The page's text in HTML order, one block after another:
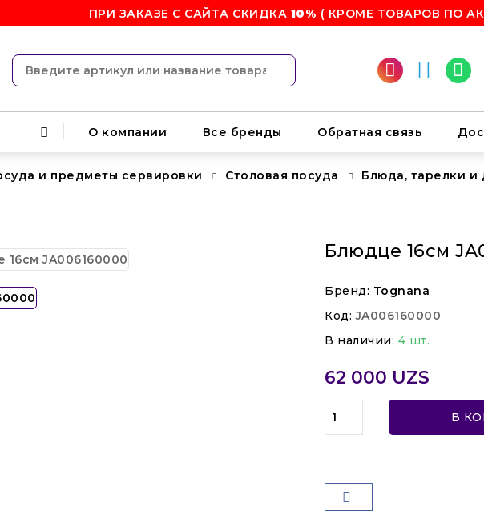
ПРИ ЗАКАЗЕ С САЙТА СКИДКА 10% ( КРОМЕ ТОВАРОВ ПО
О компании Все бренды Обратная связь
и предметы сервировки Столовая посуда Блюда, тарелки и
Блюдце 16см
Бренд: Tognana
Код: JA006160000
В наличии: 4 шт.
62 000 UZS
В